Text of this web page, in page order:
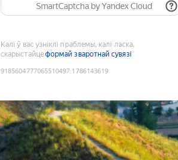
SmartCaptcha by Yandex Cloud
Калі ў вас узніклі праблемы, калі ласка,
скарыстайцеформай зваротнай сувязі
9185604777065510497:1786143619